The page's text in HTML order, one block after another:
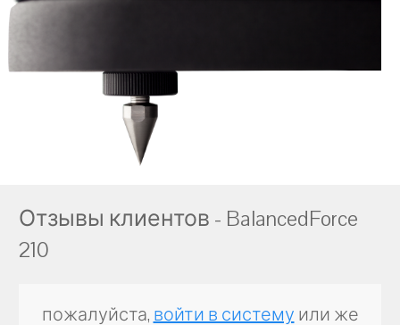
Отзывы клиентов - BalancedForce
210
пожалуйста, войти в систему или же